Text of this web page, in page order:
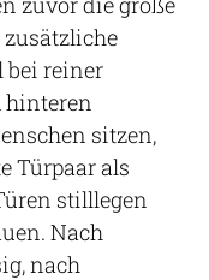
zusätzliche
bei reiner
hinteren
sitzen,
Türpaar als
stilllegen
Nach
nach